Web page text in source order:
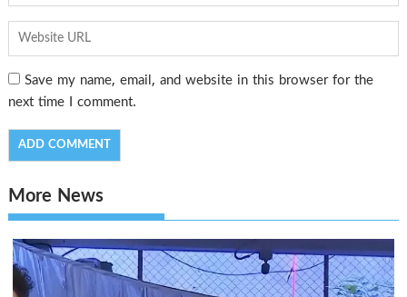
Save my name, email, and website in this browser for the
next time I comment.
More News